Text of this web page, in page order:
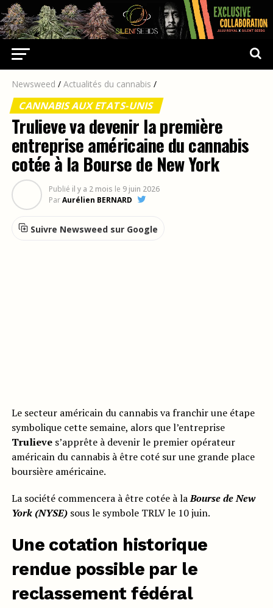
Newsweed / Actualités du cannabis /
CANNABIS AUX ETATS-UNIS
Trulieve va devenir la première
entreprise américaine du cannabis
cotée à la Bourse de New York
Publié il y a 2 mois le 9 juin 2026
ParAurélien BERNARD
Suivre Newsweed sur Google
Le secteur américain du cannabis va franchir une étape
symbolique cette semaine, alors que l’entreprise
Trulieves’apprête à devenir le premier opérateur
américain du cannabis à être coté sur une grande place
boursière américaine.
La société commencera à être cotée à laBourse de New
York (NYSE)sous le symbole TRLV le 10 juin.
Une cotation historique
rendue possible par le
reclassement fédéral